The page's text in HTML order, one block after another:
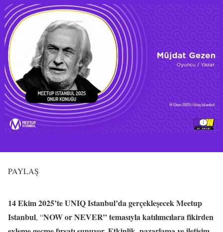
PAYLAŞ
14 Ekim 2025’te UNIQ Istanbul’da gerçekleşecek Meetup
Istanbul, “NOW or NEVER” temasıyla katılımcılara fikirden